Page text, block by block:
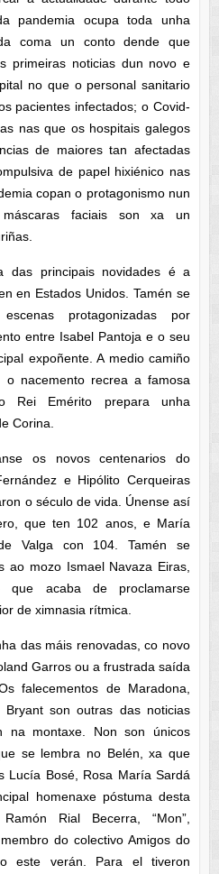
pandemia ocupa toda unha
coma un conto dende que
primeiras noticias dun novo e
no que o personal sanitario
pacientes infectados; o Covid-
nas que os hospitais galegos
de maiores tan afectadas
de papel hixiénico nas
copan o protagonismo nun
faciais son xa un
das principais novidades é a
en Estados Unidos. Tamén se
protagonizadas por
entre Isabel Pantoja e o seu
expoñente. A medio camiño
nacemento recrea a famosa
Emérito prepara unha
Corina.
os novos centenarios do
e Hipólito Cerqueiras
o século de vida. Únense así
que ten 102 anos, e María
Valga con 104. Tamén se
ao mozo Ismael Navaza Eiras,
acaba de proclamarse
de ximnasia rítmica.
das máis renovadas, co novo
Garros ou a frustrada saída
falecementos de Maradona,
son outras das noticias
na montaxe. Non son únicos
se lembra no Belén, xa que
Lucía Bosé, Rosa María Sardá
homenaxe póstuma desta
Rial Becerra, “Mon”,
do colectivo Amigos do
este verán. Para el tiveron